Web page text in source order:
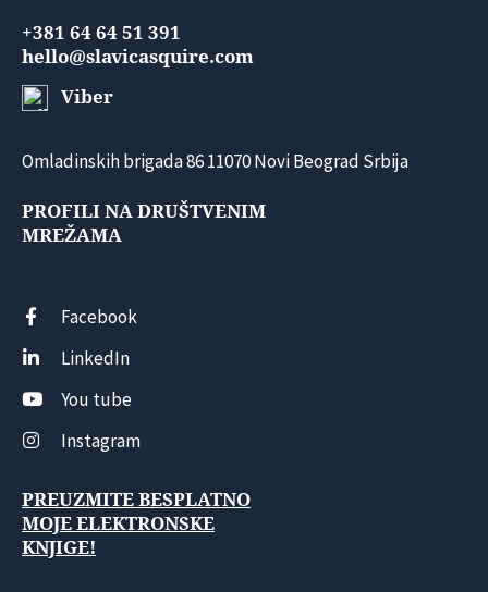
+381 64 64 51 391
hello@slavicasquire.com
Viber
Omladinskih brigada 86 11070 Novi Beograd Srbija
PROFILI NA DRUŠTVENIM
MREŽAMA
Facebook
LinkedIn
You tube
Instagram
PREUZMITE BESPLATNO
MOJE ELEKTRONSKE
KNJIGE!